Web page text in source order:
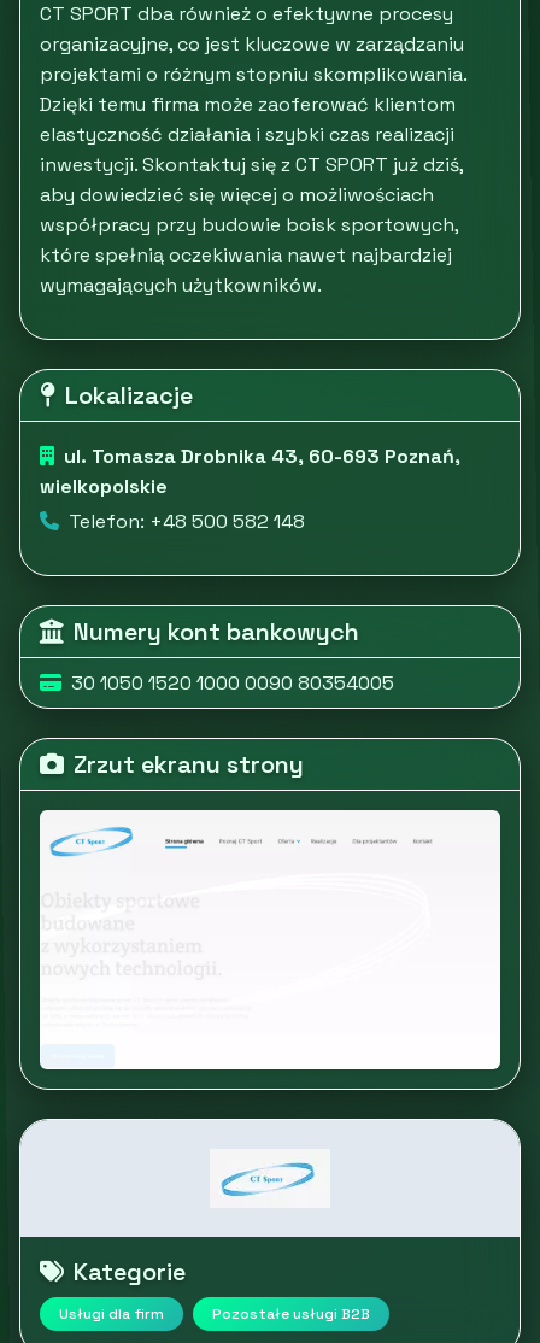
CT SPORT dba również o efektywne procesy
organizacyjne, co jest kluczowe w zarządzaniu
projektami o różnym stopniu skomplikowania.
Dzięki temu firma może zaoferować klientom
elastyczność działania i szybki czas realizacji
inwestycji. Skontaktuj się z CT SPORT już dziś,
aby dowiedzieć się więcej o możliwościach
współpracy przy budowie boisk sportowych,
które spełnią oczekiwania nawet najbardziej
wymagających użytkowników.
Lokalizacje
ul. Tomasza Drobnika 43, 60-693 Poznań,
wielkopolskie
Telefon: +48 500 582 148
Numery kont bankowych
30 1050 1520 1000 0090 80354005
Zrzut ekranu strony
Kategorie
Usługi dla firm Pozostałe usługi B2B